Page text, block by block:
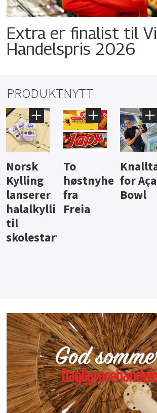
Extra er finalist til
Handelspris 2026
PRODUKTNYTT
Knalltall
for Açai
Bowl
Aass vil
bli
førstevalg
i lite-
Brus
jus fra